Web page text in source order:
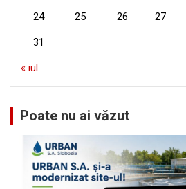
24 25 26 27
31
« iul.
Poate nu ai văzut